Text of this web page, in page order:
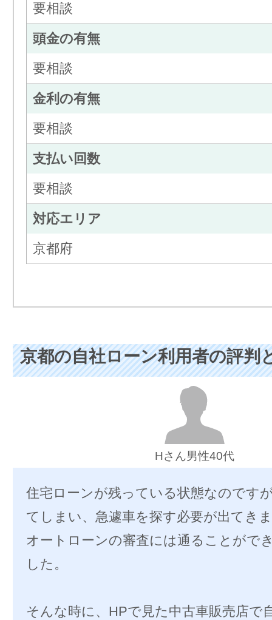
要相談
頭金の有無
要相談
金利の有無
要相談
支払い回数
要相談
対応エリア
京都府
京都の自社ローン利用者の評判
Hさん男性40代
住宅ローンが残っている状態なのです
てしまい、急遽車を探す必要が出てき
オートローンの審査には通ることがで
した。
そんな時に、HPで見た中古車販売店で